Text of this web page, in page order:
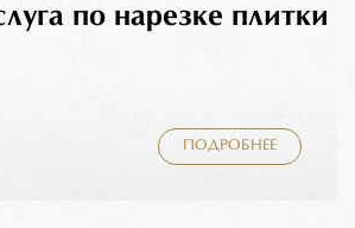
по нарезке плитки
ПОДРОБНЕЕ